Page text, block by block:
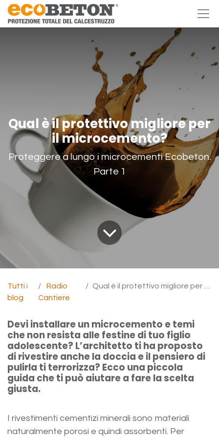
Qual è il protettivo migliore per
il microcemento?
Proteggere a lungo i microcementi Ecobeton.
Parte 1
Tutti i
blog
Radio
Cantiere
Qual è il protettivo migliore per il microcemento?
Devi installare un microcemento e temi
che non resista alle festine di tuo figlio
adolescente? L’architetto ti ha proposto
di rivestire anche la doccia e il pensiero di
pulirla ti terrorizza? Ecco una piccola
guida che ti può aiutare a fare la scelta
giusta.
I rivestimenti cementizi minerali sono materiali
naturalmente porosi e quindi assorbenti. Per